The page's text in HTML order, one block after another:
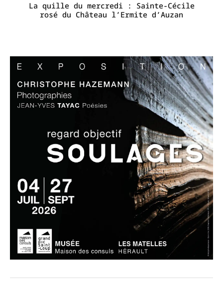
La quille du mercredi : Sainte-Cécile
rosé du Château l’Ermite d’Auzan